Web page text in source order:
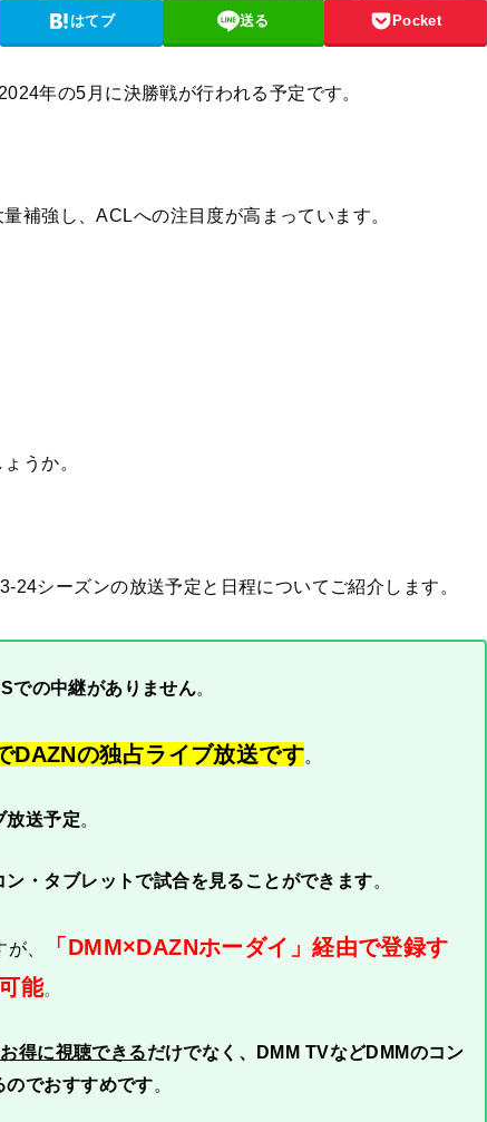
はてブ 送る Pocket
年の5月に決勝戦が行われる予定です。
補強し、ACLへの注目度が高まっています。
うか。
24シーズンの放送予定と日程についてご紹介します。
での中継がありません。
DAZNの独占ライブ放送です。
放送予定。
・タブレットで試合を見ることができます。
、
「DMM×DAZNホーダイ」経由で登録す
能。
得に視聴できるだけでなく、DMM TVなどDMMのコン
のでおすすめです。